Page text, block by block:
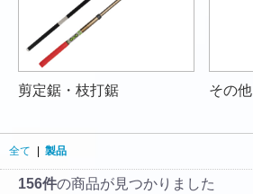
剪定鋸・枝打鋸 その他
全て | 製品
156件の商品が見つかりました